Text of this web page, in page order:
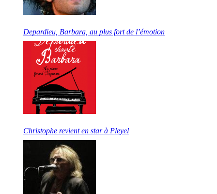
Depardieu, Barbara, au plus fort de l’émotion
Christophe revient en star à Pleyel